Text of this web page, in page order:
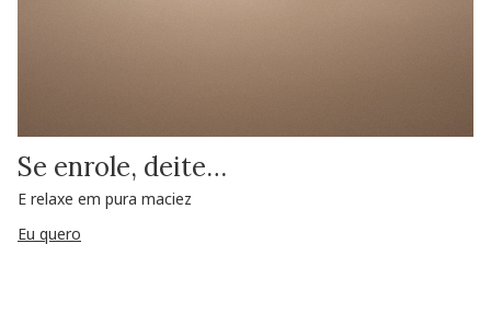
Se enrole, deite…
E relaxe em pura maciez
Eu quero